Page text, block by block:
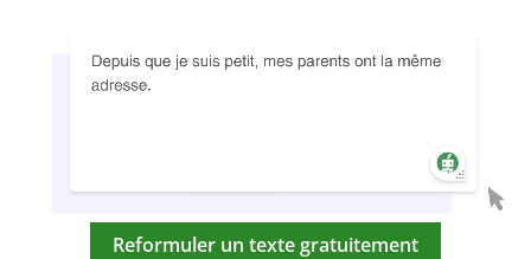
Reformuler un texte gratuitement